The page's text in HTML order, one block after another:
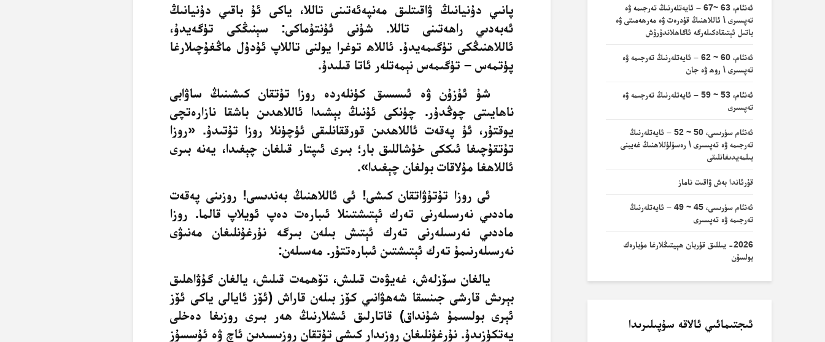
پانىي دۇنيانىڭۋاقىتلىق مەنپەئەتىنى تاللا، ياكى ئۇ باقىي دۇنيانىڭ
ئەبەدىي راھەتىنى تاللا. شۇنى ئۇنتۇماكى: سېنىڭكى تۈگەيدۇ،
ئاللاھنىڭكى تۈگىمەيدۇ. ئاللاھ توغرا يولنى تاللاپ ئۇدۇل ماڭغۇچىلارغا
پۈتمەس – تۈگىمەس نېمەتلەر ئاتا قىلىدۇ.
شۇ ئۇزۇن ۋە ئىسسىق كۈنلەردە روزا تۇتقانكىشىنىڭ ساۋابى
ناھايىتى چوڭدۇر. چۈنكى ئۇنىڭبېشىدا ئاللاھدىن باشقا نازارەتچى
يوقتۇر، ئۇ پەقەت ئاللاھدىن قورققانلىقى ئۈچۈنلا روزا تۇتىدۇ. «روزا
تۇتقۇچىغا ئىككى خۇشاللىق بار؛ بىرى ئىپتار قىلغان چېغىدا، يەنە بىرى
ئاللاھغا مۇلاقات بولغان چېغىدا».
ئى روزا تۇتۇۋاتقان كىشى! ئى ئاللاھنىڭ بەندىسى! روزىنى پەقەت
ماددىي نەرسىلەرنى تەرك ئېتىشتىنلا ئىبارەت دەپ ئويلاپ قالما. روزا
ماددىي نەرسىلەرنى تەركئېتىش بىلەن بىرگە نۇرغۇنلىغان مەنىۋى
نەرسىلەرنىمۇ تەرك ئېتىشتىن ئىبارەتتۇر. مەسىلەن:
يالغان سۆزلەش، غەيۋەت قىلىش، تۆھمەت قىلىش، يالغان گۇۋاھلىق
بېرىش قارشى جىنسقا شەھۋانىي كۆز بىلەن قاراش (ئۆز ئايالى ياكى ئۆز
ئېرى بولسىمۇ شۇنداق) قاتارلىق ئىشلارنىڭ ھەر بىرى روزىغا دەخلى
يەتكۈزىدۇ. نۇرغۇنلىغان روزىدار كىشى تۇتقان روزىسىدىن ئاچ ۋە ئۇسسۇز
ئەنئام، 63 ~67 – ئايەتلەرنىڭ تەرجىمە ۋە
تەپسىرى \ ئاللاھنىڭ قۇدرەت ۋە مەرھەمىتى ۋە
باتىل ئېتىقادكىلەرگە ئاگاھلاندۇرۇش
ئەنئام، 60 ~ 62 – ئايەتلەرنىڭ تەرجىمە ۋە
تەپسىرى \ روھ ۋە جان
ئەنئام، 53 ~ 59 – ئايەتلەرنىڭ تەرجىمە ۋە
تەپسىرى
ئەنئام سۈرىسى، 50 ~ 52 – ئايەتلەرنىڭ
تەرجىمە ۋە تەپسىرى \ رەسۇلۇللاھنىڭ غەيبنى
بىلمەيدىغانلىقى
قۇرئاندا بەش ۋاقىت ناماز
ئەنئام سۈرىسى، 45 ~ 49 – ئايەتلەرنىڭ
تەرجىمە ۋە تەپسىرى
2026- يىللىق قۇربان ھېيتىڭلارغا مۇبارەك
بولسۇن
ئىجتىمائىي ئالاقە سۇپىلىرىدا